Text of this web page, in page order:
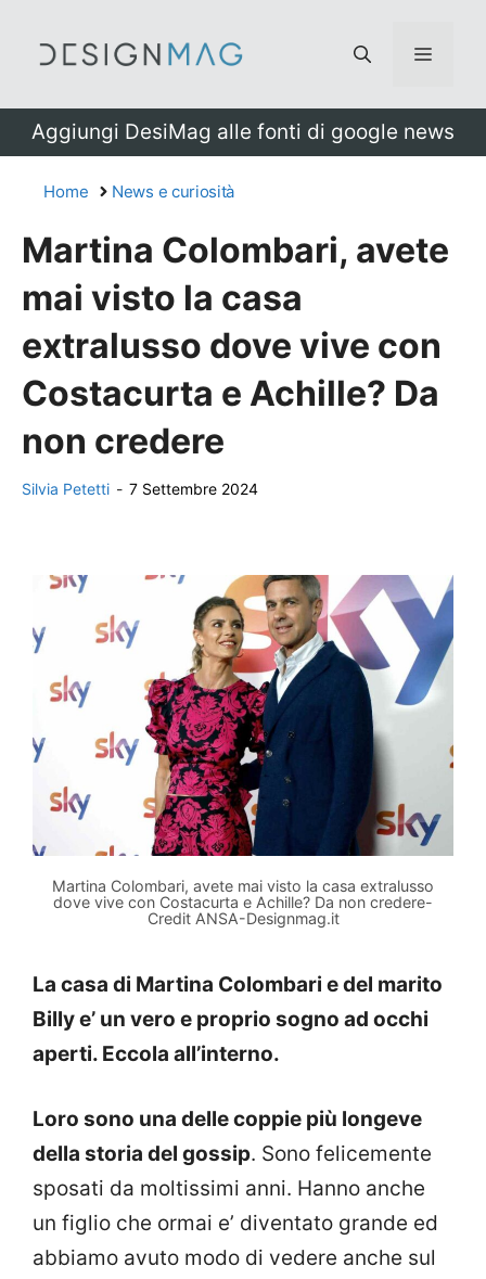
Menu
Aggiungi DesiMag alle fonti di google news
Home News e curiosità
Martina Colombari, avete
mai visto la casa
extralusso dove vive con
Costacurta e Achille? Da
non credere
Silvia Petetti - 7 Settembre 2024
Martina Colombari, avete mai visto la casa extralusso
dove vive con Costacurta e Achille? Da non credere-
Credit ANSA-Designmag.it
La casa di Martina Colombari e del marito
Billy e’ un vero e proprio sogno ad occhi
aperti. Eccola all’interno.
Loro sono una delle coppie più longeve
della storia del gossip. Sono felicemente
sposati da moltissimi anni. Hanno anche
un figlio che ormai e’ diventato grande ed
abbiamo avuto modo di vedere anche sul